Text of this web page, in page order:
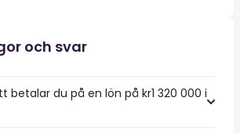
och svar
betalar du på en lön på kr1 320 000 i